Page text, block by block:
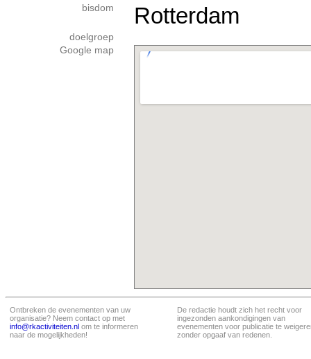
bisdom Rotterdam
doelgroep
Google map
Ontbreken de evenementen van uw
organisatie? Neem contact op met
info@rkactiviteiten.nl om te informeren
naar de mogelijkheden!
De redactie houdt zich het recht voor
ingezonden aankondigingen van
evenementen voor publicatie te
zonder opgaaf van redenen.